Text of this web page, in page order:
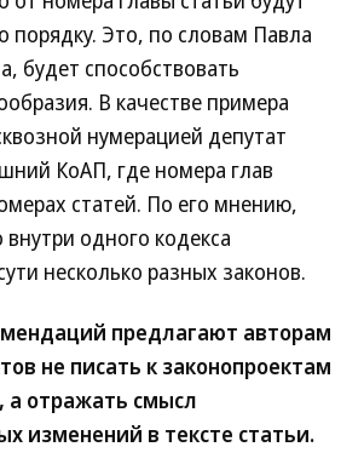
порядку. Это, по словам Павла
будет способствовать
В качестве примера
нумерацией депутат
КоАП, где номера глав
статей. По его мнению,
одного кодекса
несколько разных законов.
предлагают авторам
не писать к законопроектам
а отражать смысл
изменений в тексте статьи.